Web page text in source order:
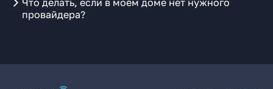
Что делать, если в моём доме нет нужного
провайдера?